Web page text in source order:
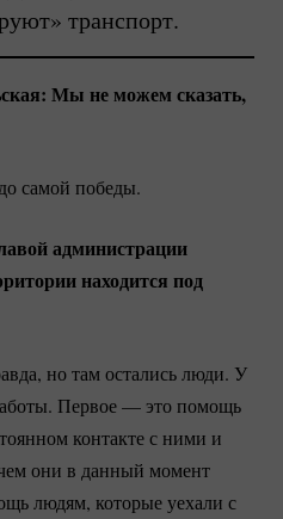
транспорт.
Мы не можем сказать,
самой победы.
администрации
находится под
но там остались люди. У
Первое — это помощь
контакте с ними и
чем они в данный момент
людям, которые уехали с